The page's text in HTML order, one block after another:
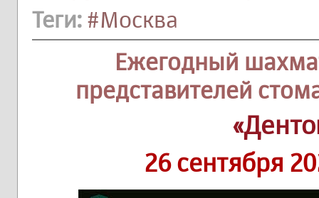
Теги: #Москва
Ежегодный
представителей
26 сентября